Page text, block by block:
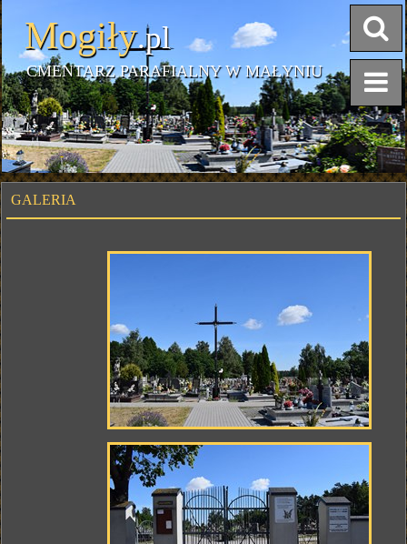
Mogiły.pl
CMENTARZ PARAFIALNY W MAŁYNIU
GALERIA